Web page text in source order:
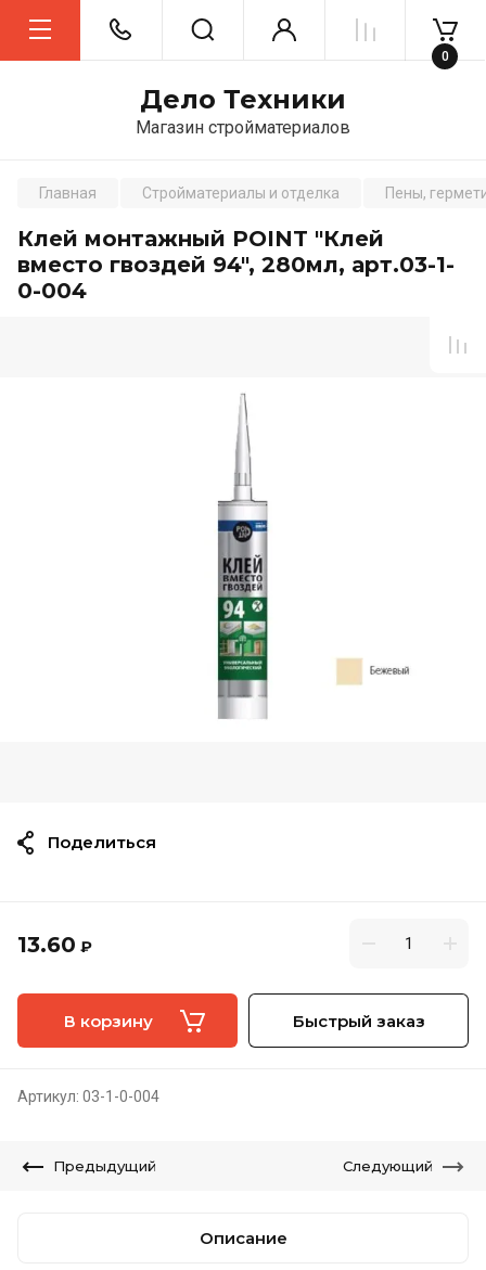
Дело Техники
Магазин стройматериалов
0
Главная Стройматериалы и отделка Пены,
Клей монтажный POINT "Клей
вместо гвоздей 94", 280мл, арт.03-1-
0-004
13.60 ₽
В корзину Быстрый заказ
Артикул: 03-1-0-004
Поделиться
Предыдущий Следующий
Описание